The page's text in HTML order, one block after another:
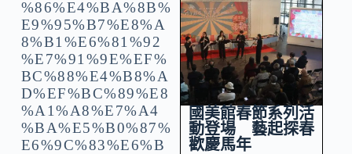
國美館春節系列活
動登場 藝起探春
歡慶馬年